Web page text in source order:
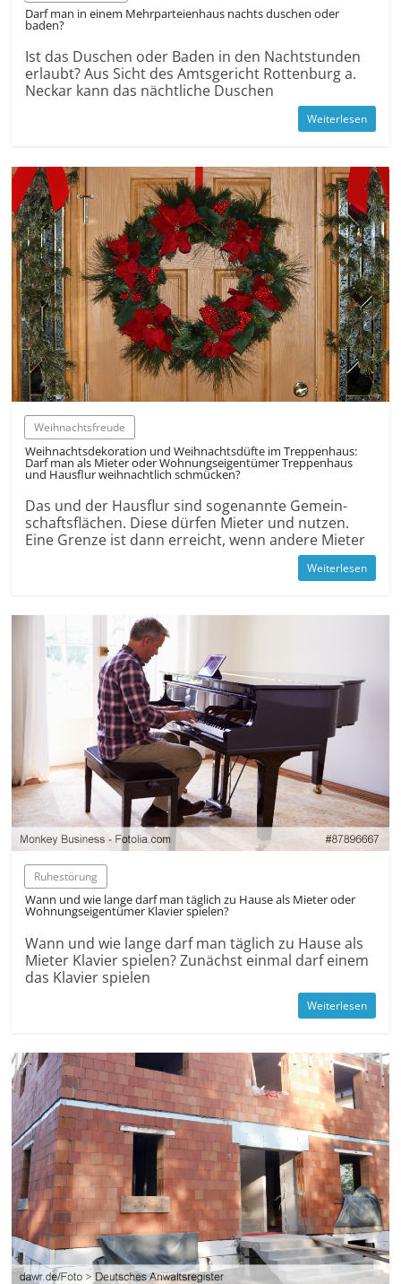
Darf man in einem Mehr­parteien­haus nachts duschen oder
baden?
Ist das Duschen oder Baden in den Nacht­stunden
erlaubt? Aus Sicht des Amtsgericht Rottenburg a.
Neckar kann das nächtliche Duschen
Weiterlesen
Weihnachts­freude
Weihnachts­dekoration und Weihnachts­düfte im Treppenhaus:
Darf man als Mieter oder Wohnungs­eigentümer Treppenhaus
und Hausflur weihnachtlich schmücken?
Das und der Hausflur sind sogenannte Gemein­
schafts­flächen. Diese dürfen Mieter und nutzen.
Eine Grenze ist dann erreicht, wenn andere Mieter
Weiterlesen
Ruhe­störung
Wann und wie lange darf man täglich zu Hause als Mieter oder
Wohnungs­eigentümer Klavier spielen?
Wann und wie lange darf man täglich zu Hause als
Mieter Klavier spielen? Zunächst einmal darf einem
das Klavier spielen
Weiterlesen